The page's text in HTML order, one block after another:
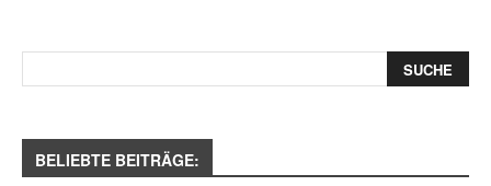
BELIEBTE BEITRÄGE: